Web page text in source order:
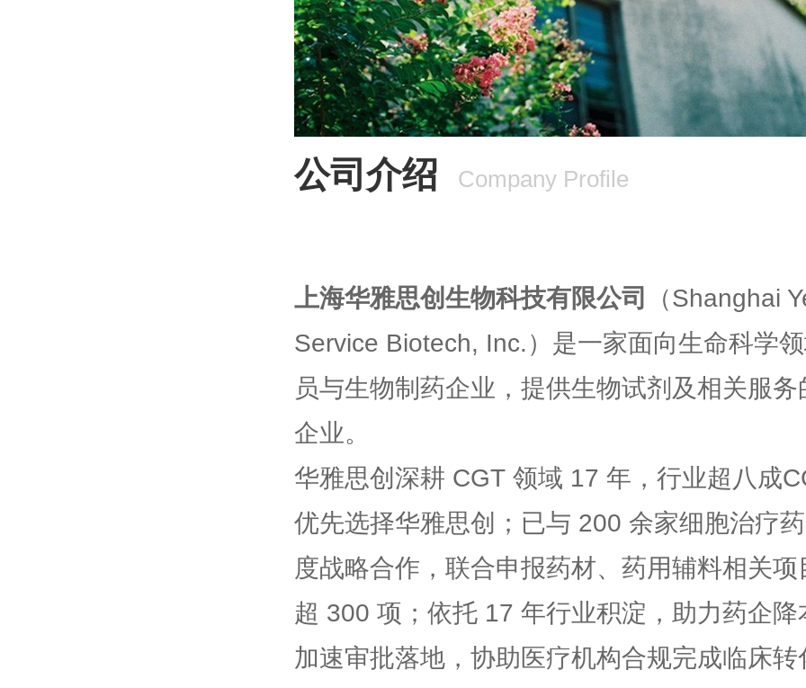
公司介绍 Company Profile
上海华雅思创生物科技有限公司
（Shanghai
Service Biotech, Inc.）是一家面向生命科学
员与生物制药企业，提供生物试剂及相关服务
企业。
华雅思创深耕 CGT 领域 17 年，行业超八成
优先选择华雅思创；已与 200 余家细胞治疗
度战略合作，联合申报药材、药用辅料相关项
超 300 项；依托 17 年行业积淀，助力药企降
加速审批落地，协助医疗机构合规完成临床转